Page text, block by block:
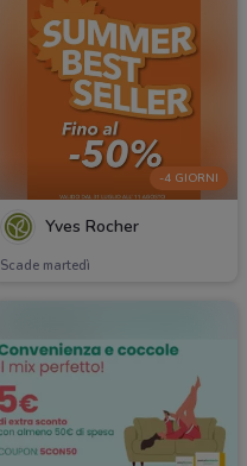
-4 GIORNI
Yves Rocher
Scade martedì